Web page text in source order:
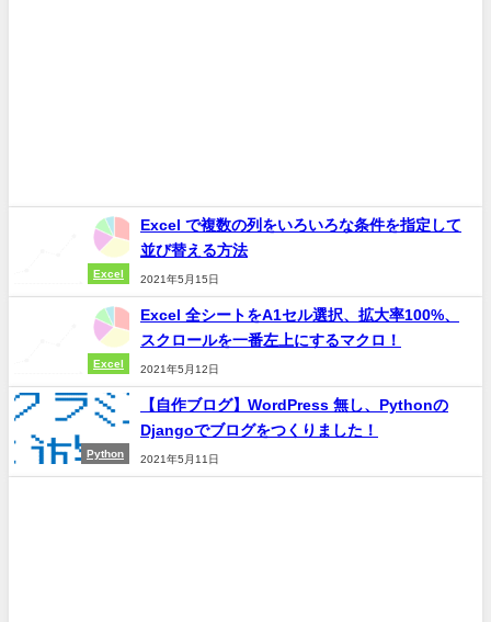
Excel
Excel で複数の列をいろいろな条件を指定して
並び替える方法
2021年5月15日
Excel
Excel 全シートをA1セル選択、拡大率100%、
スクロールを一番左上にするマクロ！
2021年5月12日
Python
【自作ブログ】WordPress 無し、Pythonの
Djangoでブログをつくりました！
2021年5月11日